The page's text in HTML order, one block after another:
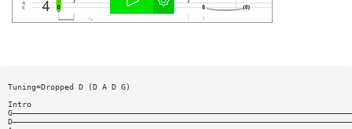
Tuning=Dropped D (D A D G)
Intro